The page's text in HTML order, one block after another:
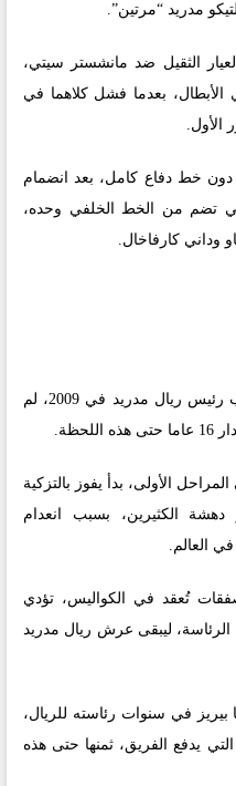
مدريد “مرتين”.
الثقيل ضد مانشستر سيتي،
بعدما فشل كلاهما في
الأول.
خط دفاع كامل، بعد انضمام
تضم من الخط الخلفي وحده،
وداني كارفاخال.
منذ عودة فلورنتينو بيريز لتولي منصب رئيس ريال مدريد في 2009، لم
الأولى، بدأ يفوز بالتزكية
دهشة الكثيرين، بسبب انعدام
العالم.
تُعقد في الكواليس، تؤدي
ليبقى عرش ريال مدريد
في سنوات رئاسته للريال،
يدفع الفريق، ثمنها حتى هذه